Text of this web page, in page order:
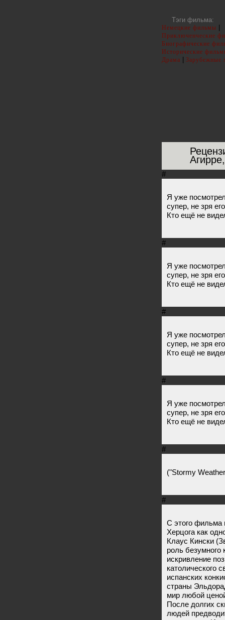
Тэги фильма:
Немецкие фильмы |
Приключенческие
Биографические
Исторические
Драма | Зарубежные
#
Я уже
супер, не зря
Кто ещё не
#
Я уже
супер, не зря
Кто ещё не
#
Я уже
супер, не зря
Кто ещё не
#
Я уже
супер, не зря
Кто ещё не
#
("Stormy
#
С этого фильма
Херцога как
Клаус Кински
роль безумного
искривление
католического
испанских
страны
мир любой
После долгих
людей